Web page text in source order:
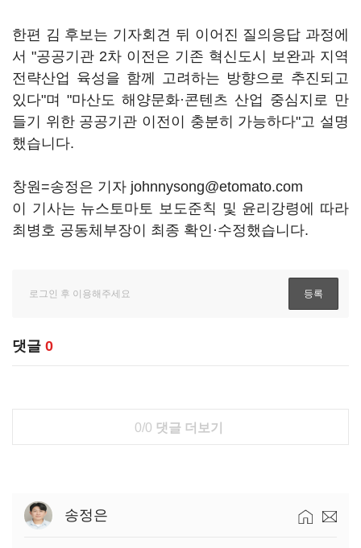
한편 김 후보는 기자회견 뒤 이어진 질의응답 과정에
서 "공공기관 2차 이전은 기존 혁신도시 보완과 지역
전략산업 육성을 함께 고려하는 방향으로 추진되고
있다"며 "마산도 해양문화·콘텐츠 산업 중심지로 만
들기 위한 공공기관 이전이 충분히 가능하다"고 설명
했습니다.
창원=송정은 기자 johnnysong@etomato.com
이 기사는 뉴스토마토 보도준칙 및 윤리강령에 따라
최병호 공동체부장이 최종 확인·수정했습니다.
댓글 0
0/0 댓글 더보기
송정은